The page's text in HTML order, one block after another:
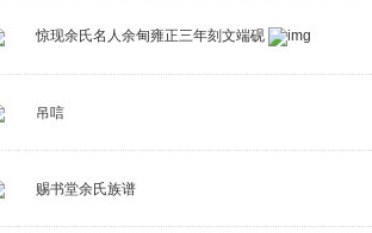
惊现余氏名人余甸雍正三年刻文端砚
吊唁
赐书堂余氏族谱